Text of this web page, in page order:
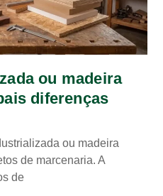
ou madeira
diferenças
ou madeira
de marcenaria. A
de